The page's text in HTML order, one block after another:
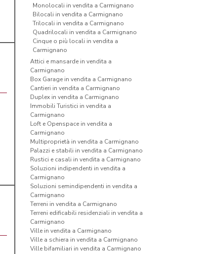
Monolocali in vendita a Carmignano
Bilocali in vendita a Carmignano
Trilocali in vendita a Carmignano
Quadrilocali in vendita a Carmignano
Cinque o più locali in vendita a
Carmignano
Attici e mansarde in vendita a
Carmignano
Box Garage in vendita a Carmignano
Cantieri in vendita a Carmignano
Duplex in vendita a Carmignano
Immobili Turistici in vendita a
Carmignano
Loft e Openspace in vendita a
Carmignano
Multiproprietà in vendita a Carmignano
Palazzi e stabili in vendita a Carmignano
Rustici e casali in vendita a Carmignano
Soluzioni indipendenti in vendita a
Carmignano
Soluzioni semindipendenti in vendita a
Carmignano
Terreni in vendita a Carmignano
Terreni edificabili residenziali in vendita a
Carmignano
Ville in vendita a Carmignano
Ville a schiera in vendita a Carmignano
Ville bifamiliari in vendita a Carmignano